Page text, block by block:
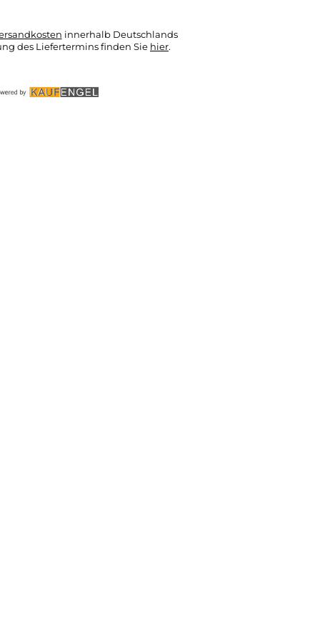
innerhalb Deutschlands
des Liefertermins finden Sie hier.